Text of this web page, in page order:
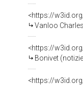
<https://
Vanloo
<https://
Bonivet
<https://